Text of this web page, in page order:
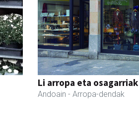
Li arropa eta osagarriak
Andoain - Arropa-dendak